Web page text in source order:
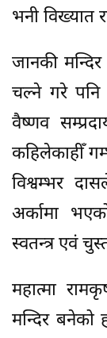
भनी विख्यात
जानकी
चल्ने गरे पनि
वैष्णव
कहिलेकाहीँ
विश्वम्भर
अर्कामा
स्वतन्त्र एवं
महात्मा
मन्दिर बनेको